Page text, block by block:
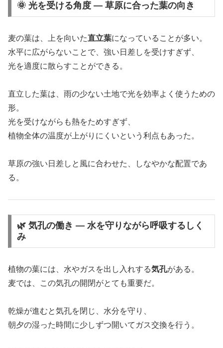
🌞 光を受ける角度 ― 草原に合った葉の向き
麦の葉は、上を向いた直立葉になっていることが多い。
水平に広がらないことで、強い日差しを受けすぎず、
光を適度に散らすことができる。
直立した葉は、雨の少ない土地で光を効率よく使うための
形。
光を受けながらも熱をためすぎず、
植物全体の温度が上がりにくいという利点もあった。
草原の強い日差しと風に合わせた、しなやかな配置であ
る。
🌿 気孔の働き ― 水を守りながら呼吸するしく
み
植物の葉には、水やガスを出し入れする気孔がある。
麦では、この気孔の開閉がとても重要だ。
乾燥が進むと気孔を閉じ、水分を守り、
朝夕の湿った時間に少しずつ開いてガス交換を行う。